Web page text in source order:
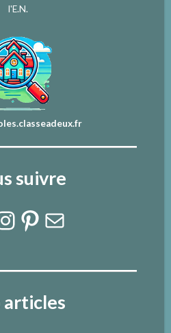
l'E.N.
suivre
Pinterest
E-mail
articles